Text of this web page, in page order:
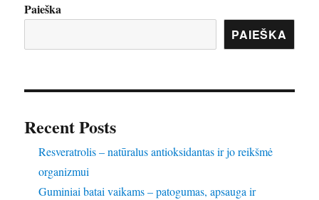
Paieška
PAIEŠKA
Recent Posts
Resveratrolis – natūralus antioksidantas ir jo reikšmė
organizmui
Guminiai batai vaikams – patogumas, apsauga ir